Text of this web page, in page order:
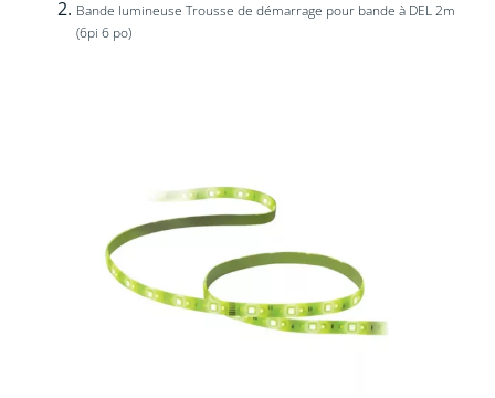
Bande lumineuse Trousse de démarrage pour bande à DEL 2m
(6pi 6 po)